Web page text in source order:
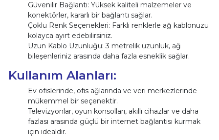
Güvenilir Bağlantı: Yüksek kaliteli malzemeler ve
konektörler, kararlı bir bağlantı sağlar.
Çoklu Renk Seçenekleri: Farklı renklerle ağ kablonuzu
kolayca ayırt edebilirsiniz.
Uzun Kablo Uzunluğu: 3 metrelik uzunluk, ağ
bileşenleriniz arasında daha fazla esneklik sağlar.
Kullanım Alanları:
Ev ofislerinde, ofis ağlarında ve veri merkezlerinde
mükemmel bir seçenektir.
Televizyonlar, oyun konsolları, akıllı cihazlar ve daha
fazlası arasında güçlü bir internet bağlantısı kurmak
için idealdir.